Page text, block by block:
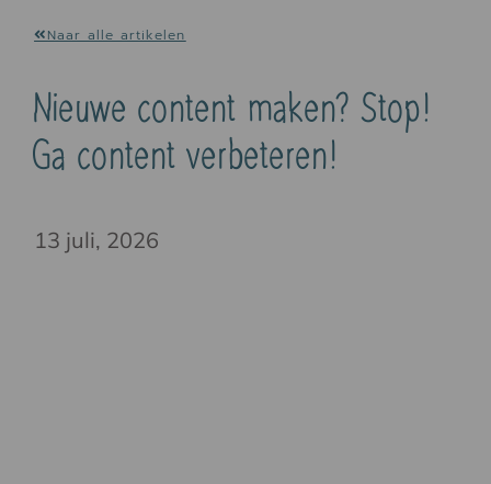
Naar alle artikelen
Nieuwe content maken? Stop!
Ga content verbeteren!
13 juli, 2026